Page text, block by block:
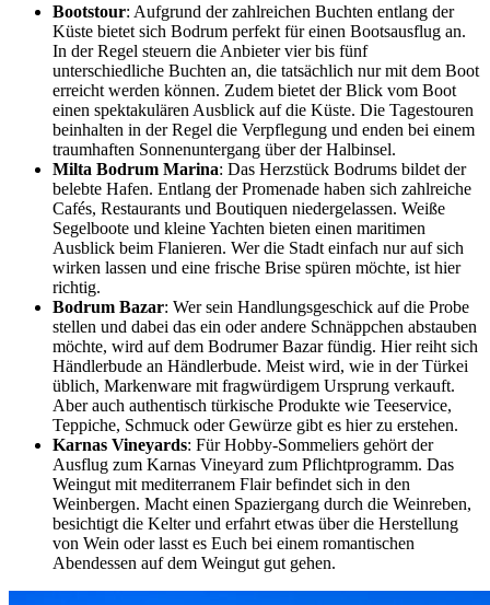
Bootstour: Aufgrund der zahlreichen Buchten entlang der
Küste bietet sich Bodrum perfekt für einen Bootsausflug an.
In der Regel steuern die Anbieter vier bis fünf
unterschiedliche Buchten an, die tatsächlich nur mit dem Boot
erreicht werden können. Zudem bietet der Blick vom Boot
einen spektakulären Ausblick auf die Küste. Die Tagestouren
beinhalten in der Regel die Verpflegung und enden bei einem
traumhaften Sonnenuntergang über der Halbinsel.
Milta Bodrum Marina: Das Herzstück Bodrums bildet der
belebte Hafen. Entlang der Promenade haben sich zahlreiche
Cafés, Restaurants und Boutiquen niedergelassen. Weiße
Segelboote und kleine Yachten bieten einen maritimen
Ausblick beim Flanieren. Wer die Stadt einfach nur auf sich
wirken lassen und eine frische Brise spüren möchte, ist hier
richtig.
Bodrum Bazar: Wer sein Handlungsgeschick auf die Probe
stellen und dabei das ein oder andere Schnäppchen abstauben
möchte, wird auf dem Bodrumer Bazar fündig. Hier reiht sich
Händlerbude an Händlerbude. Meist wird, wie in der Türkei
üblich, Markenware mit fragwürdigem Ursprung verkauft.
Aber auch authentisch türkische Produkte wie Teeservice,
Teppiche, Schmuck oder Gewürze gibt es hier zu erstehen.
Karnas Vineyards: Für Hobby-Sommeliers gehört der
Ausflug zum Karnas Vineyard zum Pflichtprogramm. Das
Weingut mit mediterranem Flair befindet sich in den
Weinbergen. Macht einen Spaziergang durch die Weinreben,
besichtigt die Kelter und erfahrt etwas über die Herstellung
von Wein oder lasst es Euch bei einem romantischen
Abendessen auf dem Weingut gut gehen.